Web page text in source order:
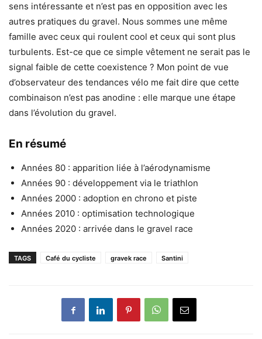
sens intéressante et n’est pas en opposition avec les
autres pratiques du gravel. Nous sommes une même
famille avec ceux qui roulent cool et ceux qui sont plus
turbulents. Est-ce que ce simple vêtement ne serait pas le
signal faible de cette coexistence ? Mon point de vue
d’observateur des tendances vélo me fait dire que cette
combinaison n’est pas anodine : elle marque une étape
dans l’évolution du gravel.
En résumé
Années 80 : apparition liée à l’aérodynamisme
Années 90 : développement via le triathlon
Années 2000 : adoption en chrono et piste
Années 2010 : optimisation technologique
Années 2020 : arrivée dans le gravel race
TAGS Café du cycliste gravek race Santini